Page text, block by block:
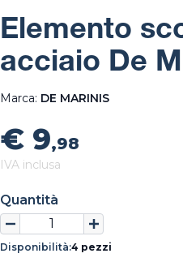
Elemento
acciaio De
Marca: DE MARINIS
€ 9,98
IVA inclusa
Quantità
Disponibilità:4 pezzi